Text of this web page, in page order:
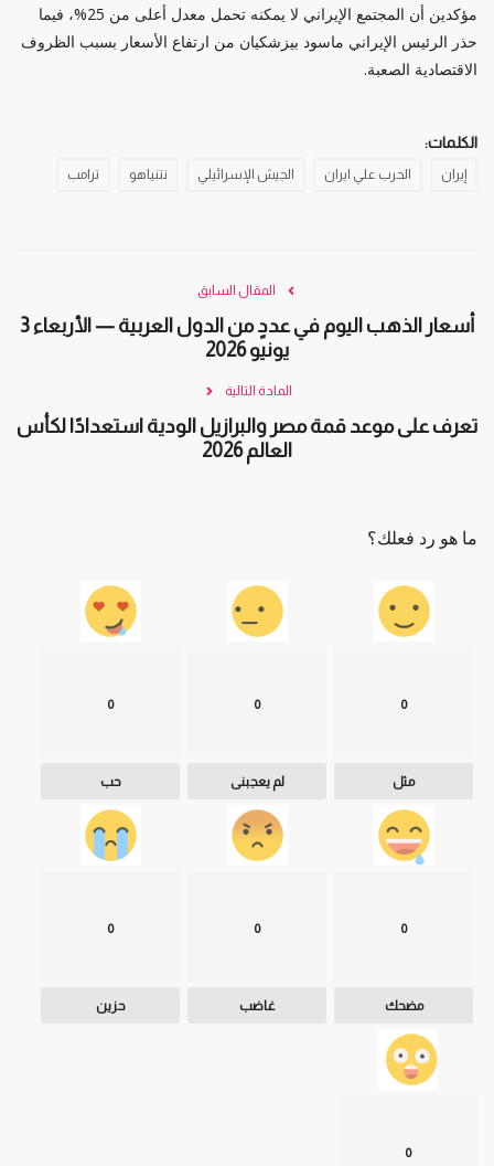
مؤكدين أن المجتمع الإيراني لا يمكنه تحمل معدل أعلى من 25%، فيما
حذر الرئيس الإيراني ماسود بيزشكيان من ارتفاع الأسعار بسبب الظروف
الاقتصادية الصعبة.
الكلمات:
إيران الحرب علي ايران الجيش الإسرائيلي نتنياهو ترامب
المقال السابق
أسعار الذهب اليوم في عددٍ من الدول العربية — الأربعاء 3
يونيو 2026
المادة التالية
تعرف على موعد قمة مصر والبرازيل الودية استعدادًا لكأس
العالم 2026
ما هو رد فعلك؟
0
مثل
0
لم يعجبنى
0
حب
0
مضحك
0
غاضب
0
حزين
0